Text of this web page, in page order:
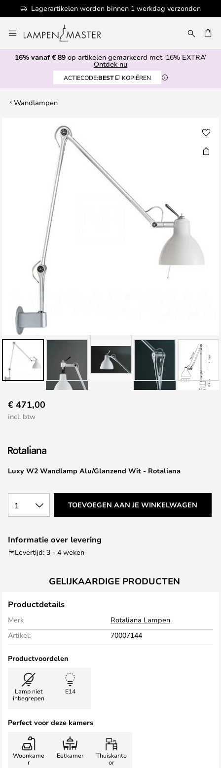
Lagerartikelen worden binnen 1 werkdag verzonden
naar
de
inhoud
16% vanaf € 89 op artikelen gemarkeerd met ‘16% EXTRA’
Ontdek nu
ACTIECODE:BEST KOPIËREN
Wandlampen
afbeeldingen-
naar
het
van
de
afbeeldingen-
Luxy W2 Wandlamp Alu/Glanzend Wit - Rotaliana
€ 471,00
incl. btw
1 TOEVOEGEN AAN JE WINKELWAGEN
Informatie over levering
Levertijd: 3 - 4 weken
GELIJKAARDIGE PRODUCTEN
Productdetails
Merk
Rotaliana Lampen
Artikel:
70007144
Productvoordelen
Lamp niet
inbegrepen
E14
Perfect voor deze kamers
Woonkame
r
Eetkamer
Thuiskanto
or